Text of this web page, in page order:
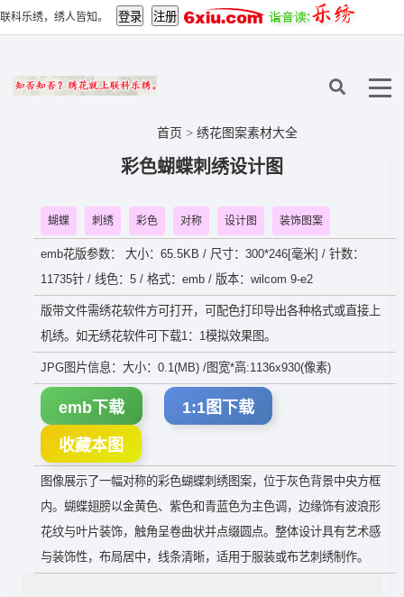
联科乐绣，绣人皆知。
首页 > 绣花图案素材大全
彩色蝴蝶刺绣设计图
蝴蝶 刺绣 彩色 对称 设计图 装饰图案
emb花版参数： 大小：65.5KB / 尺寸：300*246[毫米] / 针数：
11735针 / 线色：5 / 格式：emb / 版本：wilcom 9-e2
版带文件需绣花软件方可打开，可配色打印导出各种格式或直接上
机绣。如无绣花软件可下载1：1模拟效果图。
JPG图片信息：大小：0.1(MB) /图宽*高:1136x930(像素)
emb下载 1:1图下载
收藏本图
图像展示了一幅对称的彩色蝴蝶刺绣图案，位于灰色背景中央方框
内。蝴蝶翅膀以金黄色、紫色和青蓝色为主色调，边缘饰有波浪形
花纹与叶片装饰，触角呈卷曲状并点缀圆点。整体设计具有艺术感
与装饰性，布局居中，线条清晰，适用于服装或布艺刺绣制作。